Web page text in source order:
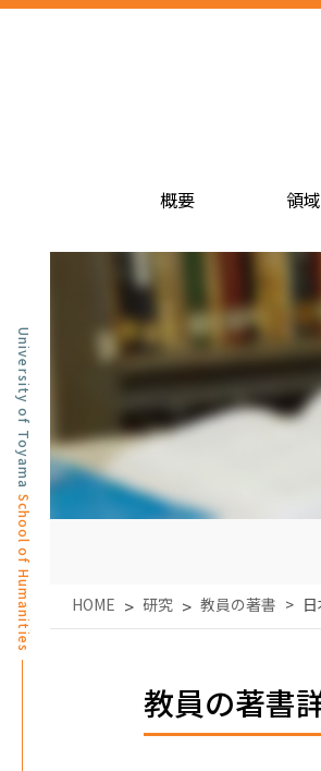
概要 領
HOME 研究 教員の著書
教員の著書
University of Toyama
School of Humanities